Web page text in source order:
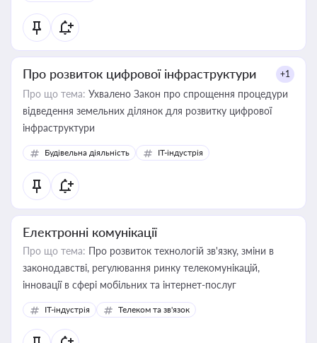
Про розвиток цифрової інфраструктури +1
Про що тема: Ухвалено Закон про спрощення процедури
відведення земельних ділянок для розвитку цифрової
інфраструктури
Будівельна діяльність IT-індустрія
Електронні комунікації
Про що тема: Про розвиток технологій зв'язку, зміни в
законодавстві, регулювання ринку телекомунікацій,
інновації в сфері мобільних та інтернет-послуг
IT-індустрія Телеком та зв'язок